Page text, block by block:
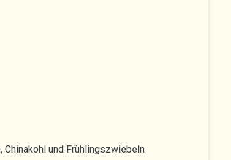
und Frühlingszwiebeln